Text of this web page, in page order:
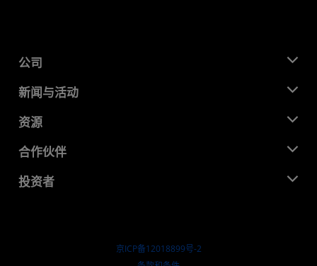
公司
关于 AMD
企业责任
就业机会
联系我们
新闻与活动
新闻中心
媒体库
资源
开发中心
成功案例
合作伙伴
AMD 合作伙伴中心
投资者
京ICP备12018899号-2